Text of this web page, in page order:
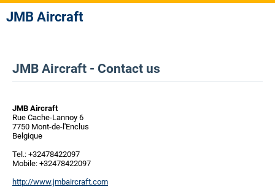
JMB Aircraft
JMB Aircraft - Contact us
JMB Aircraft
Rue Cache-Lannoy 6
7750 Mont-de-l'Enclus
Belgique
Tel.: +32478422097
Mobile: +32478422097
http://www.jmbaircraft.com